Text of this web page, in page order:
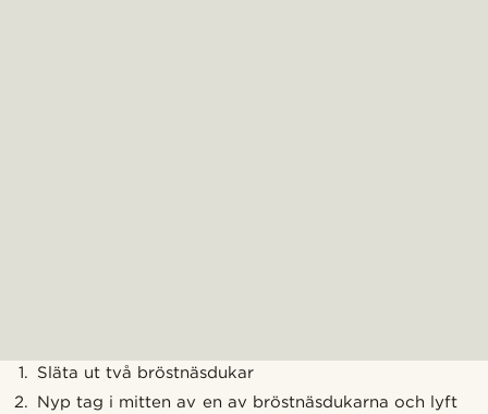
Släta ut två bröstnäsdukar
Nyp tag i mitten av en av bröstnäsdukarna och lyft